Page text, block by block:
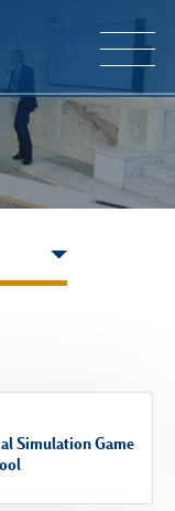
IT
Simulation Game